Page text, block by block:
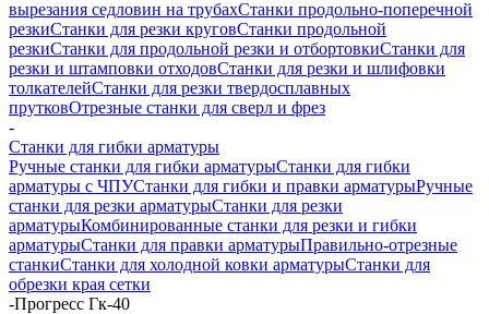
вырезания седловин на трубаxСтанки продольно-поперечной
резкиСтанки для резки круговСтанки продольной
резкиСтанки для продольной резки и отбортовкиСтанки для
резки и штамповки отходовСтанки для резки и шлифовки
толкателейСтанки для резки твердосплавных
прутковОтрезные станки для сверл и фрез
-
Станки для гибки арматуры
Ручные станки для гибки арматурыСтанки для гибки
арматуры с ЧПУСтанки для гибки и правки арматурыРучные
станки для резки арматурыСтанки для резки
арматурыКомбинированные станки для резки и гибки
арматурыСтанки для правки арматурыПравильно-отрезные
станкиСтанки для холодной ковки арматурыСтанки для
обрезки края сетки
-Прогресс Гк-40